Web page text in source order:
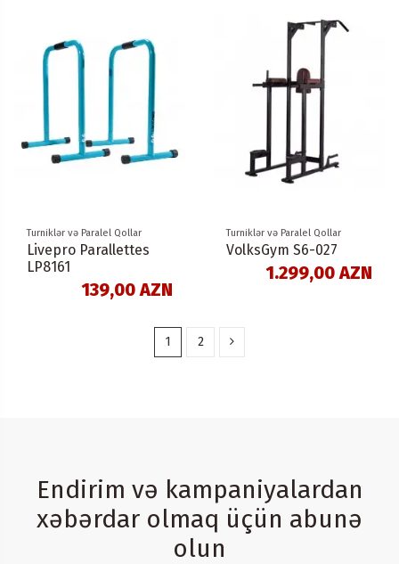
Turniklər və Paralel Qollar
Livepro Parallettes
LP8161
139,00 AZN
Turniklər və Paralel Qollar
VolksGym S6-027
1.299,00 AZN
1 2
Endirim və kampaniyalardan
xəbərdar olmaq üçün abunə
olun